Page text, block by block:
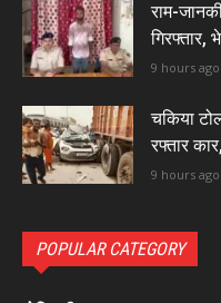
राम-
गिरफ्तार,
9 hours ago
चकिया
रफ्तार
9 hours ago
POPULAR CATEGORY